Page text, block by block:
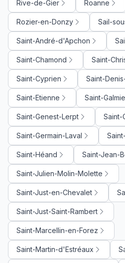
Rive-de-Gier Roanne
Rozier-en-Donzy Sail-
Saint-André-d'Apchon
Saint-Chamond Saint-
Saint-Cyprien Saint-
Saint-Etienne Saint-
Saint-Genest-Lerpt Saint-
Saint-Germain-Laval
Saint-Héand Saint-Jean-
Saint-Julien-Molin-Molette
Saint-Just-en-Chevalet
Saint-Just-Saint-Rambert
Saint-Marcellin-en-Forez
Saint-Martin-d'Estréaux